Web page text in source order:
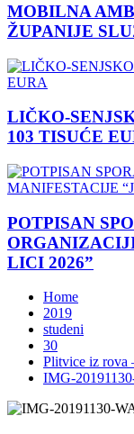
MOBILNA
ŽUPANIJE
LIČKO-
103 TISUĆE
POTPISAN
LICI 2026”
Home
2019
studeni
30
Plitvice iz rova
IMG-